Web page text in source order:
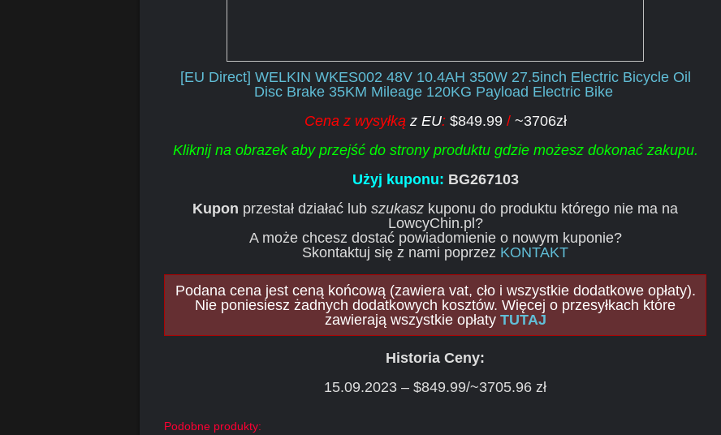
[EU Direct] WELKIN WKES002 48V 10.4AH 350W 27.5inch Electric Bicycle Oil
Disc Brake 35KM Mileage 120KG Payload Electric Bike
Cena z wysyłkąz EU: $849.99 / ~3706zł
Kliknij na obrazek aby przejść do strony produktu gdzie możesz dokonać zakupu.
Użyj kuponu: BG267103
Kupon przestał działać lub szukasz kuponu do produktu którego nie ma na
LowcyChin.pl?
A może chcesz dostać powiadomienie o nowym kuponie?
Skontaktuj się z nami poprzez KONTAKT
Podana cena jest ceną końcową (zawiera vat, cło i wszystkie dodatkowe opłaty).
Nie poniesiesz żadnych dodatkowych kosztów. Więcej o przesyłkach które
zawierają wszystkie opłaty TUTAJ
Historia Ceny:
15.09.2023 – $849.99/~3705.96 zł
Podobne produkty: